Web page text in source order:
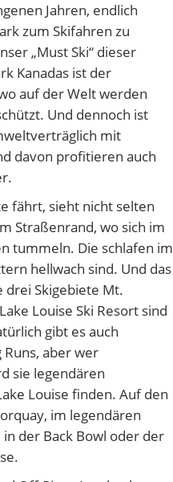
Jahren, endlich
zum Skifahren zu
„Must Ski“ dieser
Kanadas ist der
auf der Welt werden
Und dennoch ist
mit
davon profitieren auch
fährt, sieht nicht selten
Straßenrand, wo sich im
tummeln. Die schlafen im
hellwach sind. Und das
drei Skigebiete Mt.
Louise Ski Resort sind
gibt es auch
aber wer
sie legendären
Louise finden. Auf den
im legendären
der Back Bowl oder der